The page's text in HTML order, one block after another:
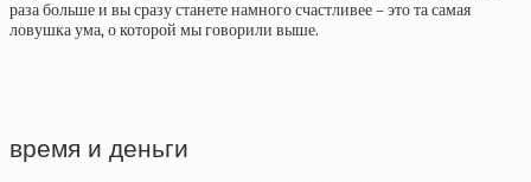
раза больше и вы сразу станете намного счастливее – это та самая
ловушка ума, о которой мы говорили выше.
время и деньги